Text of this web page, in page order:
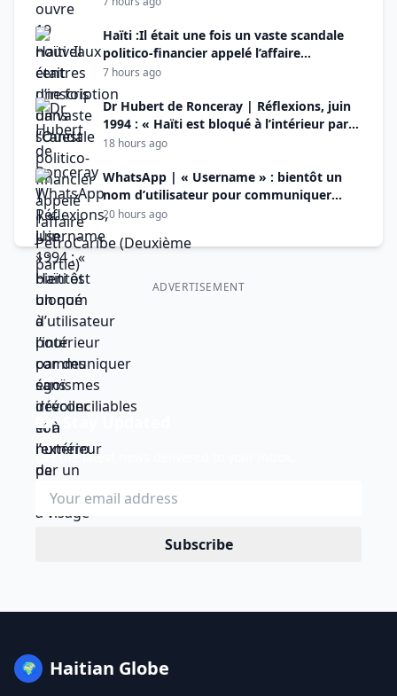
Haïti :Il était une fois un vaste scandale
politico-financier appelé l’affaire
PetroCaribe (Deuxième
partie)
7 hours ago
Dr Hubert de Ronceray | Réflexions, juin
1994 : « Haïti est bloqué à l’intérieur par
des égoïsmes irréconciliables et à
découvert »
18 hours ago
WhatsApp | « Username » : bientôt un
nom d’utilisateur pour communiquer
sans dévoiler son numéro de téléphone
20 hours ago
ADVERTISEMENT
Stay Updated
Get the latest news delivered to your inbox.
Subscribe
🌍 Haitian Globe